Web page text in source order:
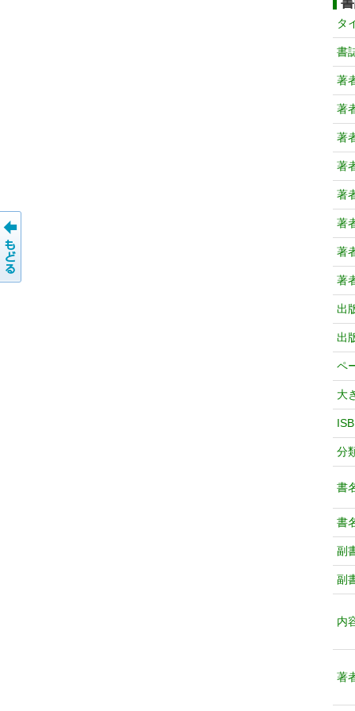
タ
書
著
著
著
著
著
著
著
著
出
出
ペ
大
分
書
書
副
副
内
著